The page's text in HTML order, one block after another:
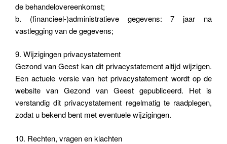
de behandelovereenkomst;
b. (financieel-)administratieve gegevens: 7 jaar na
vastlegging van de gegevens;
9. Wijzigingen privacystatement
Gezond van Geest kan dit privacystatement altijd wijzigen.
Een actuele versie van het privacystatement wordt op de
website van Gezond van Geest gepubliceerd. Het is
verstandig dit privacystatement regelmatig te raadplegen,
zodat u bekend bent met eventuele wijzigingen.
10. Rechten, vragen en klachten